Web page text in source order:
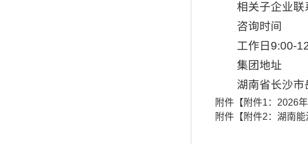
相关子企业联
咨询时间
工作日9:00-
集团地址
湖南省长沙
附件【 附件1：2026
附件【 附件2：湖南